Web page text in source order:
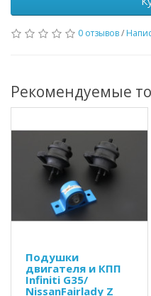
0 отзывов/
Рекомендуемые
Подушки
двигателя и КПП
Infiniti G35/
NissanFairlady Z